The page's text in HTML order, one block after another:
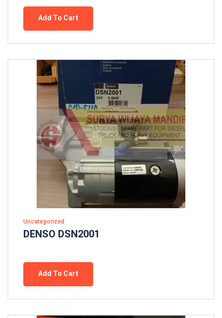
Add To Cart
Uncategorized
DENSO DSN2001
Add To Cart